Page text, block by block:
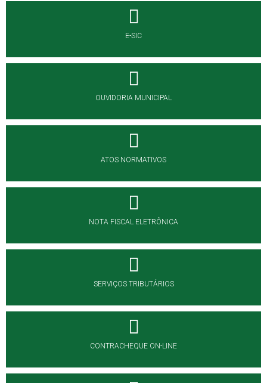
E-SIC
OUVIDORIA MUNICIPAL
ATOS NORMATIVOS
NOTA FISCAL ELETRÔNICA
SERVIÇOS TRIBUTÁRIOS
CONTRACHEQUE ON-LINE